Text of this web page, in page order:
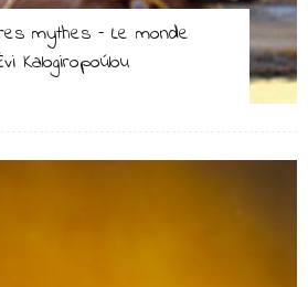
mythes – Le monde
Kalogiropoúlou